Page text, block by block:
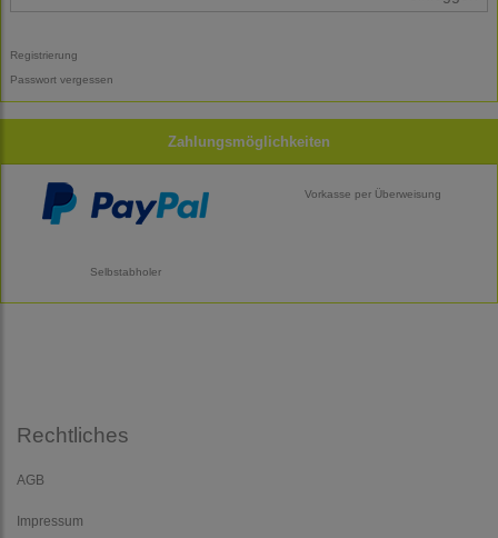
Registrierung
Passwort vergessen
Zahlungsmöglichkeiten
Vorkasse per Überweisung
Selbstabholer
Rechtliches
AGB
Impressum